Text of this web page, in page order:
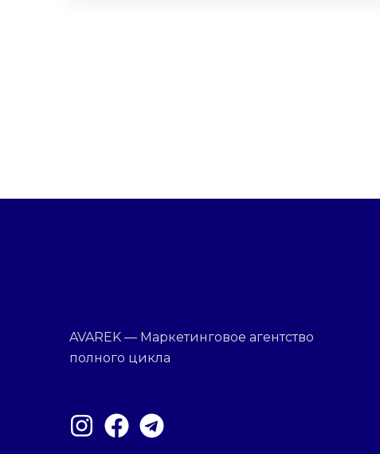
AVAREK — Маркетинговое агентство
полного цикла